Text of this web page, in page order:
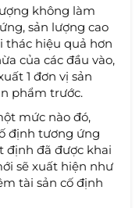
không làm
sản lượng cao
thác hiệu quả hơn
của các đầu vào,
1 đơn vị sản
phẩm trước.
mức nào đó,
định tương ứng
định đã được khai
sẽ xuất hiện như
tài sản cố định